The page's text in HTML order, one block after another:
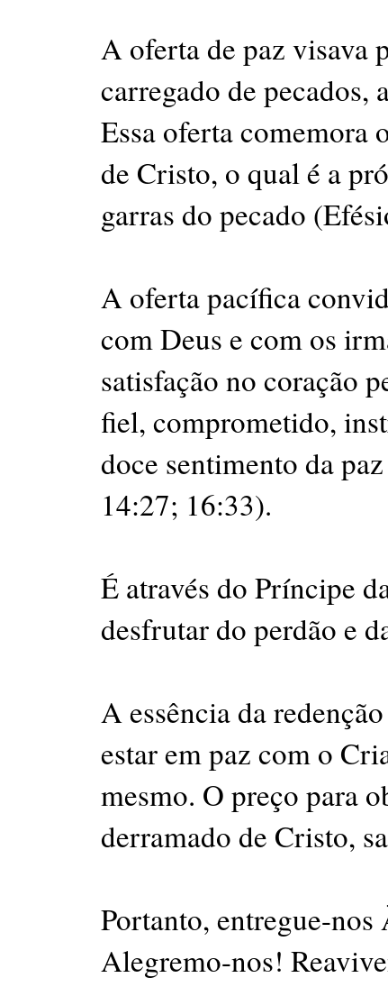
A oferta de paz visava
carregado de pecados,
Essa oferta comemora
de Cristo, o qual é a
garras do pecado
A oferta pacífica
com Deus e com os
satisfação no coração
fiel, comprometido,
doce sentimento da
14:27; 16:33).
É através do Príncipe
desfrutar do perdão e
A essência da
estar em paz com o
mesmo. O preço para
derramado de Cristo,
Portanto, entregue-
Alegremo-nos!